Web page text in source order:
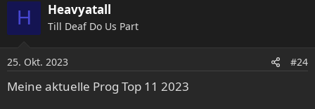
H Heavyatall
Till Deaf Do Us Part
25. Okt. 2023 #24
Meine aktuelle Prog Top 11 2023